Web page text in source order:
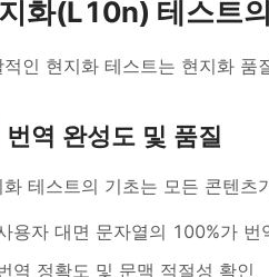
화(L10n) 테스트
적인 현지화 테스트는 현지화 품
번역 완성도 및 품질
화 테스트의 기초는 모든 콘텐츠
용자 대면 문자열의 100%가
역 정확도 및 문맥 적절성 확인